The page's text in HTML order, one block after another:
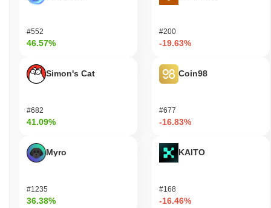
#552
46.57%
Simon's Cat
#682
41.09%
Myro
#1235
36.38%
#200
-19.63%
Coin98
#677
-16.83%
KAITO
#168
-16.46%